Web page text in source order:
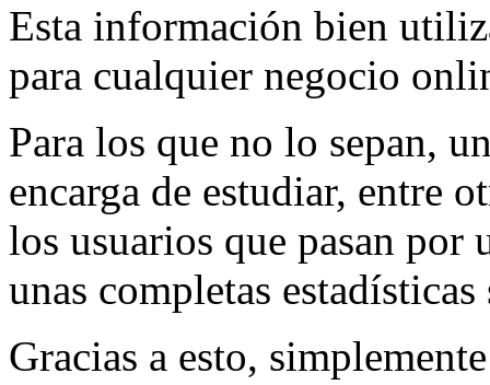
Esta información bien
para cualquier negocio
Para los que no lo sepan,
encarga de estudiar, entre
los usuarios que pasan por
unas completas
Gracias a esto,